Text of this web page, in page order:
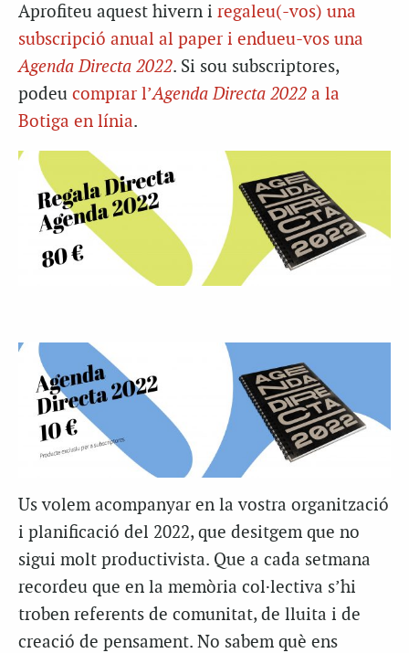
Aprofiteu aquest hivern i regaleu(-vos) una
subscripció anual al paper i endueu-vos una
Agenda Directa 2022. Si sou subscriptores,
podeu comprar l’Agenda Directa 2022 a la
Botiga en línia.
Us volem acompanyar en la vostra organització
i planificació del 2022, que desitgem que no
sigui molt productivista. Que a cada setmana
recordeu que en la memòria col·lectiva s’hi
troben referents de comunitat, de lluita i de
creació de pensament. No sabem què ens